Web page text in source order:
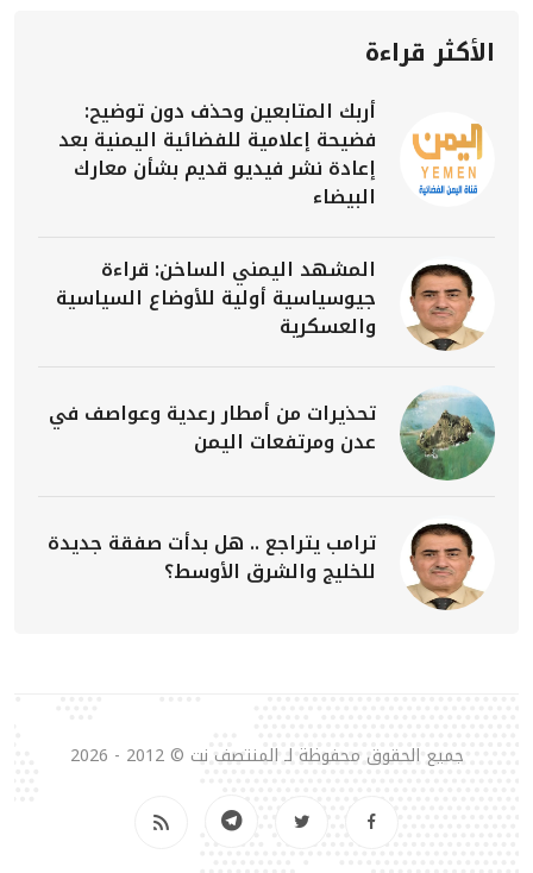
الأكثر قراءة
أربك المتابعين وحذف دون توضيح:
فضيحة إعلامية للفضائية اليمنية بعد
إعادة نشر فيديو قديم بشأن معارك
البيضاء
المشهد اليمني الساخن: قراءة
جيوسياسية أولية للأوضاع السياسية
والعسكرية
تحذيرات من أمطار رعدية وعواصف في
عدن ومرتفعات اليمن
ترامب يتراجع .. هل بدأت صفقة جديدة
للخليج والشرق الأوسط؟
جميع الحقوق محفوظة لـ المنتصف نت © 2012 - 2026